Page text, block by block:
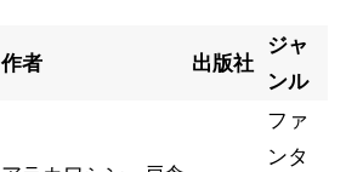
作者 出版社
ジャ
ンル
ファ
ンタ